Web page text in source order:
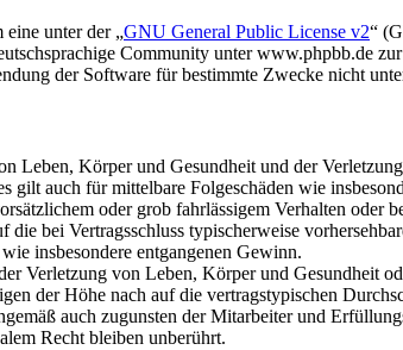
unter der „GNU General Public License v2“
Community unter www.phpbb.de
der Software für bestimmte Zwecke nicht
Leben, Körper und Gesundheit und der
gilt auch für mittelbare Folgeschäden wie
oder grob fahrlässigem Verhalten
bei Vertragsschluss typischerweise
insbesondere entgangenen Gewinn.
Verletzung von Leben, Körper und Gesundheit
der Höhe nach auf die vertragstypischen
auch zugunsten der Mitarbeiter und
Recht bleiben unberührt.